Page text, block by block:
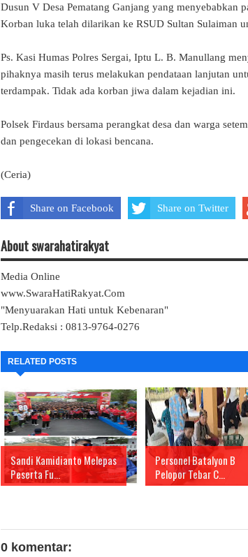
Dusun V Desa Pematang Ganjang yang menyebabkan
Korban luka telah dilarikan ke RSUD Sultan Sulaiman
Ps. Kasi Humas Polres Sergai, Iptu L. B. Manullang
pihaknya masih terus melakukan pendataan lanjutan
terdampak. Tidak ada korban jiwa dalam kejadian ini.
Polsek Firdaus bersama perangkat desa dan warga
dan pengecekan di lokasi bencana.
(Ceria)
Share on Facebook Share on Twitter
About swarahatirakyat
Media Online
www.SwaraHatiRakyat.Com
"Menyuarakan Hati untuk Kebenaran"
Telp.Redaksi : 0813-9764-0276
RELATED POSTS
Sandi Kamidianto Melepas
Peserta Fu...
Personel Batalyon B
Pelopor Tebar C...
0 komentar: